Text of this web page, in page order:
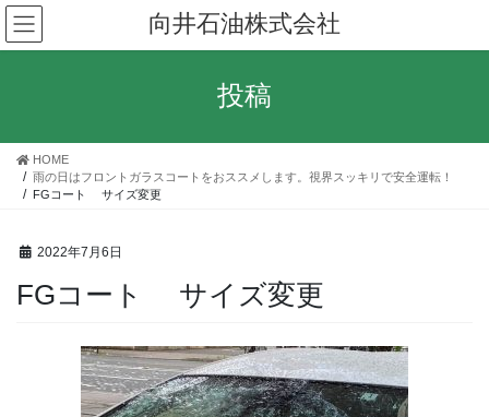
コ
ン
テ
ス
ナ
ビ
ゲ
ン
向井石油株式会社
投稿
HOME
雨の日はフロントガラスコートをおススメします。視界スッキリで安全運転！
FGコート サイズ変更
2022年7月6日
FGコート サイズ変更